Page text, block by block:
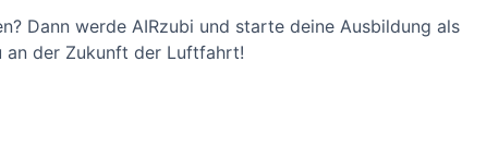
Dann werde AIRzubi und starte deine Ausbildung als
an der Zukunft der Luftfahrt!